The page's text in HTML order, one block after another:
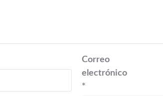
Correo
electrónico
*